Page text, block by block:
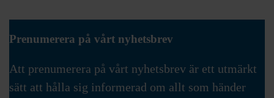
Prenumerera på vårt nyhetsbrev
Att prenumerera på vårt nyhetsbrev är ett utmärkt
sätt att hålla sig informerad om allt som händer